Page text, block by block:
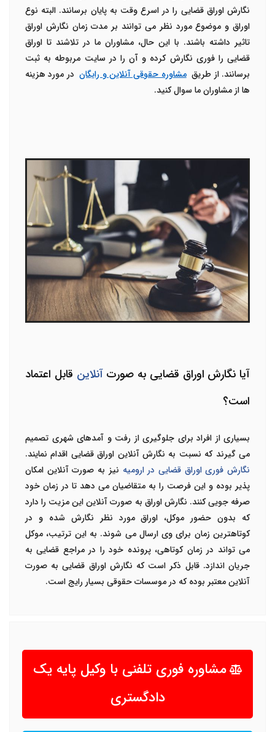
نگارش اوراق قضایی را در اسرع وقت به پایان برسانند. البته نوع
اوراق و موضوع مورد نظر می توانند بر مدت زمان نگارش اوراق
تاثیر داشته باشند. با این حال، مشاوران ما در تلاشند تا اوراق
قضایی را فوری نگارش کرده و آن را در سایت مربوطه به ثبت
برسانند. از طریق مشاوره حقوقی آنلاین و رایگاندر مورد هزینه
ها از مشاوران ما سوال کنید.
آیا نگارش اوراق قضایی به صورتآنلاین قابل اعتماد
است؟
بسیاری از افراد برای جلوگیری از رفت و آمدهای شهری تصمیم
می گیرند که نسبت به نگارش آنلاین اوراق قضایی اقدام نمایند.
نگارش فوری اوراق قضایی در ارومیه نیز به صورت آنلاین امکان
پذیر بوده و این فرصت را به متقاضیان می دهد تا در زمان خود
صرفه جویی کنند. نگارش اوراق به صورت آنلاین این مزیت را دارد
که بدون حضور موکل، اوراق مورد نظر نگارش شده و در
کوتاهترین زمان برای وی ارسال می شوند. به این ترتیب، موکل
می تواند در زمان کوتاهی، پرونده خود را در مراجع قضایی به
جریان اندازد. قابل ذکر است که نگارش اوراق قضایی به صورت
آنلاین معتبر بوده که در موسسات حقوقی بسیار رایج است.
مشاوره فوری تلفنی با وکیل پایه یک
دادگستری